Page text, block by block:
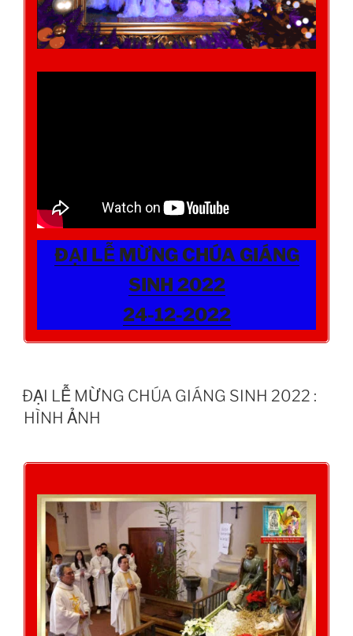
ĐẠI LỄ MỪNG CHÚA GIÁNG
SINH 2022
24-12-2022
ĐẠI LỄ MỪNG CHÚA GIÁNG SINH 2022 :
HÌNH ẢNH